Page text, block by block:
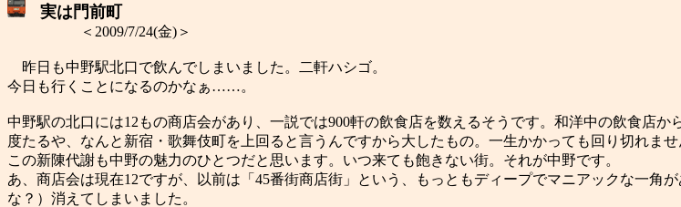
実は門前町
＜2009/7/24(金)＞
昨日も中野駅北口で飲んでしまいました。二軒ハシゴ。
今日も行くことになるのかなぁ……。
中野駅の北口には12もの商店会があり、一説では900軒の飲食店を数えるそうです。和洋中の飲食店
度たるや、なんと新宿・歌舞伎町を上回ると言うんですから大したもの。一生かかっても回り切れま
この新陳代謝も中野の魅力のひとつだと思います。いつ来ても飽きない街。それが中野です。
あ、商店会は現在12ですが、以前は「45番街商店街」という、もっともディープでマニアックな一角
な？）消えてしまいました。